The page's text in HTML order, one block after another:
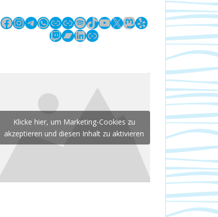
Facebook
Instagram
Telegram
WhatsApp
LinkLinkSpotify
TikTok
YouTube
X Mastodon
Yelp
Twitch
Bandcamp
LinkedIn
Link
Klicke hier, um Marketing-Cookies zu
akzeptieren und diesen Inhalt zu aktivieren